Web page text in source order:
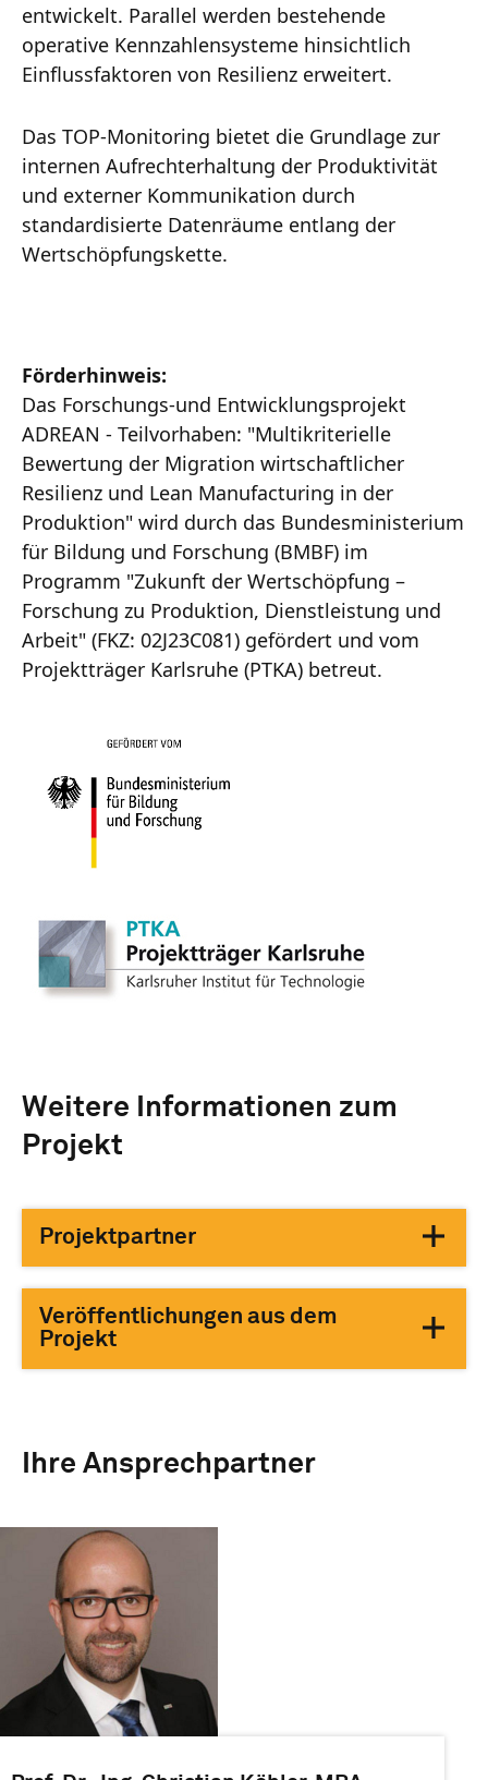
entwickelt. Parallel werden bestehende
operative Kennzahlensysteme hinsichtlich
Einflussfaktoren von Resilienz erweitert.
Das TOP-Monitoring bietet die Grundlage zur
internen Aufrechterhaltung der Produktivität
und externer Kommunikation durch
standardisierte Datenräume entlang der
Wertschöpfungskette.
Förderhinweis:
Das Forschungs-und Entwicklungsprojekt
ADREAN - Teilvorhaben: "Multikriterielle
Bewertung der Migration wirtschaftlicher
Resilienz und Lean Manufacturing in der
Produktion" wird durch das Bundesministerium
für Bildung und Forschung (BMBF) im
Programm "Zukunft der Wertschöpfung –
Forschung zu Produktion, Dienstleistung und
Arbeit" (FKZ: 02J23C081) gefördert und vom
Projektträger Karlsruhe (PTKA) betreut.
Weitere Informationen zum
Projekt
Projektpartner
Veröffentlichungen aus dem
Projekt
Ihre Ansprechpartner